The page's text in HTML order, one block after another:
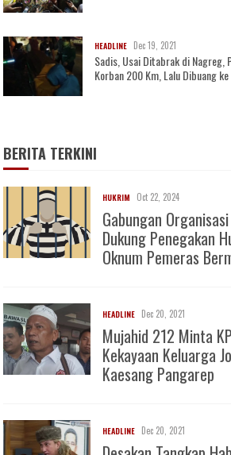
HEADLINE Dec 19, 2021
Sadis, Usai Ditabrak di Nagreg,
Korban 200 Km, Lalu Dibuang
BERITA TERKINI
HUKRIM Oct 22, 2024
Gabungan
Dukung Penegakan
Oknum Pemeras
HEADLINE Dec 20, 2021
Mujahid 212 Minta
Kekayaan Keluarga
Kaesang Pangarep
HEADLINE Dec 20, 2021